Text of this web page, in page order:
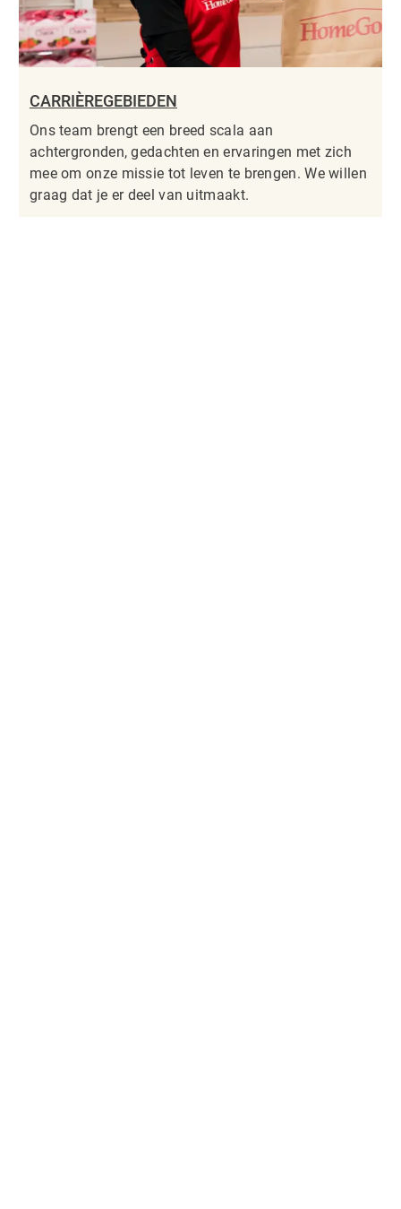
CARRIÈREGEBIEDEN
Ons team brengt een breed scala aan
achtergronden, gedachten en ervaringen met zich
mee om onze missie tot leven te brengen. We willen
graag dat je er deel van uitmaakt.